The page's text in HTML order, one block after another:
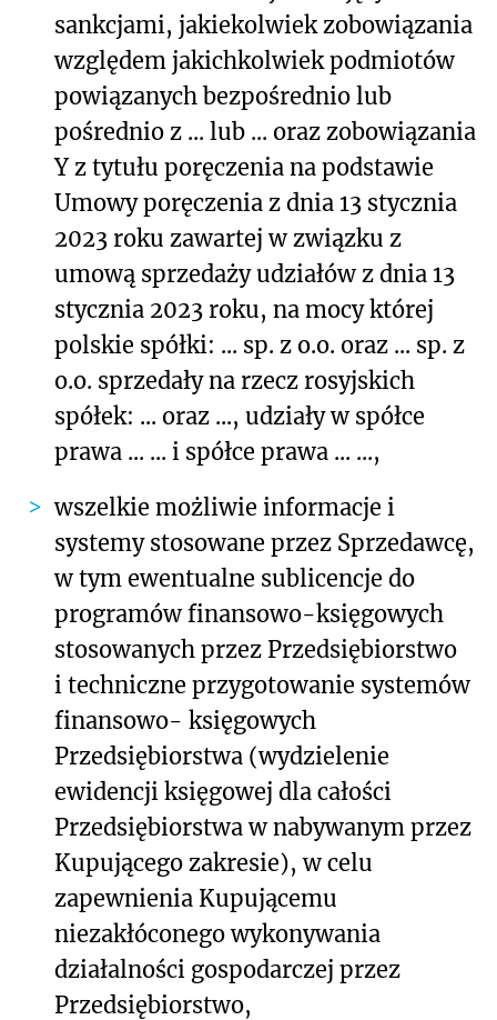
sankcjami, jakiekolwiek zobowiązania
względem jakichkolwiek podmiotów
powiązanych bezpośrednio lub
pośrednio z ... lub ... oraz zobowiązania
Y z tytułu poręczenia na podstawie
Umowy poręczenia z dnia 13 stycznia
2023 roku zawartej w związku z
umową sprzedaży udziałów z dnia 13
stycznia 2023 roku, na mocy której
polskie spółki: ... sp. z o.o. oraz ... sp. z
o.o. sprzedały na rzecz rosyjskich
spółek: ... oraz ..., udziały w spółce
prawa ... ... i spółce prawa ... ...,
wszelkie możliwie informacje i
systemy stosowane przez Sprzedawcę,
w tym ewentualne sublicencje do
programów finansowo-księgowych
stosowanych przez Przedsiębiorstwo
i techniczne przygotowanie systemów
finansowo- księgowych
Przedsiębiorstwa (wydzielenie
ewidencji księgowej dla całości
Przedsiębiorstwa w nabywanym przez
Kupującego zakresie), w celu
zapewnienia Kupującemu
niezakłóconego wykonywania
działalności gospodarczej przez
Przedsiębiorstwo,